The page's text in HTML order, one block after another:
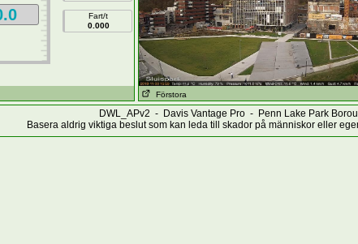
Fart/t
0.000
Förstora
DWL_APv2 - Davis Vantage Pro - Penn Lake Park
Basera aldrig viktiga beslut som kan leda till skador på människor eller